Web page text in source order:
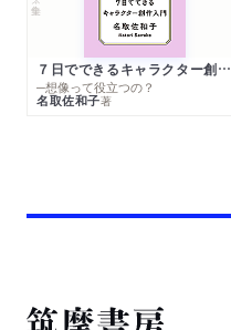
７日でできるキャラクター創作入門
─想像って役立つの？
名取佐和子著